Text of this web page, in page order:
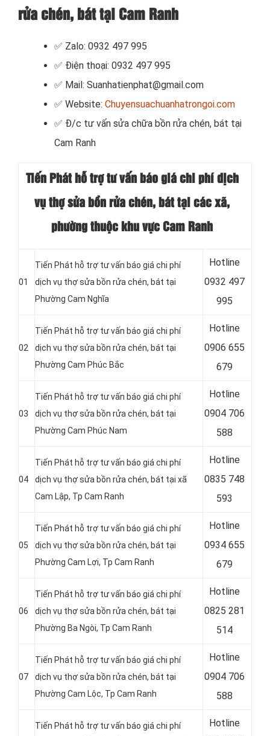
rửa chén, bát tại Cam Ranh
✅ Zalo: 0932 497 995
✅ Điện thoại: 0932 497 995
✅ Mail: Suanhatienphat@gmail.com
✅ Website: Chuyensuachuanhatrongoi.com
✅ Đ/c tư vấn sửa chữa bồn rửa chén, bát tại
Cam Ranh
Tiến Phát hỗ trợ tư vấn báo giá chi phí dịch
vụ thợ sửa bồn rửa chén, bát tại các xã,
phường thuộc khu vực Cam Ranh
01
Tiến Phát hỗ trợ tư vấn báo giá chi phí
dịch vụ thợ sửa bồn rửa chén, bát tại
Phường Cam Nghĩa
Hotline
0932 497
995
02
Tiến Phát hỗ trợ tư vấn báo giá chi phí
dịch vụ thợ sửa bồn rửa chén, bát tại
Phường Cam Phúc Bắc
Hotline
0906 655
679
03
Tiến Phát hỗ trợ tư vấn báo giá chi phí
dịch vụ thợ sửa bồn rửa chén, bát tại
Phường Cam Phúc Nam
Hotline
0904 706
588
04
Tiến Phát hỗ trợ tư vấn báo giá chi phí
dịch vụ thợ sửa bồn rửa chén, bát tại xã
Cam Lập, Tp Cam Ranh
Hotline
0835 748
593
05
Tiến Phát hỗ trợ tư vấn báo giá chi phí
dịch vụ thợ sửa bồn rửa chén, bát tại
Phường Cam Lợi, Tp Cam Ranh
Hotline
0934 655
679
06
Tiến Phát hỗ trợ tư vấn báo giá chi phí
dịch vụ thợ sửa bồn rửa chén, bát tại
Phường Ba Ngòi, Tp Cam Ranh
Hotline
0825 281
514
07
Tiến Phát hỗ trợ tư vấn báo giá chi phí
dịch vụ thợ sửa bồn rửa chén, bát tại
Phường Cam Lộc, Tp Cam Ranh
Hotline
0904 706
588
Tiến Phát hỗ trợ tư vấn báo giá chi phí
Hotline